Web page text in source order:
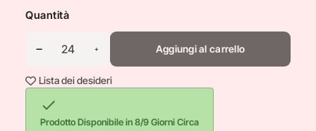
Quantità
Aggiungi al carrello
Lista dei desideri

Prodotto Disponibile in 8/9 Giorni Circa